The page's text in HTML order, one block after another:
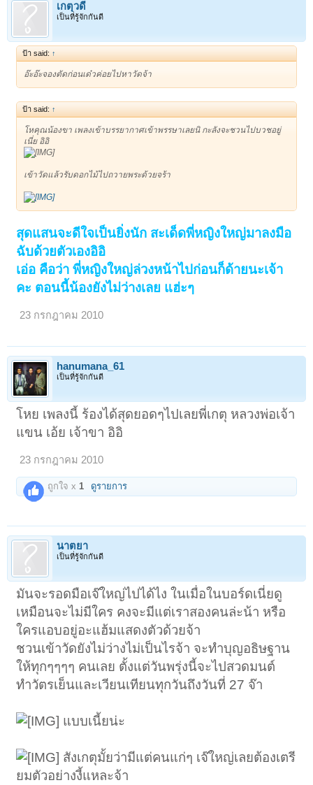
เกตุวดี
เป็นที่รู้จักกันดี
ป้า said: ↑
อ๊ะอ๊ะจองตัดก่อนเด๋วค่อยไปหาวัดจ้า
ป้า said: ↑
โหคุณน้องขา เพลงเข้าบรรยากาศเข้าพรรษาเลยนิ กะลังจะชวนไปบวชอยู่
เนี่ย อิอิ
เข้าวัดแล้วรับดอกไม้ไปถวายพระด้วยจร้า
สุดแสนจะดีใจเป็นยิ่งนัก สะเด็ดพี่หญิงใหญ่มาลงมือ
ฉับด้วยตัวเองอิอิ
เอ่อ คือว่า พี่หญิงใหญ่ล่วงหน้าไปก่อนก็ด้ายนะเจ้า
คะ ตอนนี้น้องยังไม่ว่างเลย แฮ่ะๆ
23 กรกฎาคม 2010
hanumana_61
เป็นที่รู้จักกันดี
โหย เพลงนี้ ร้องได้สุดยอดๆไปเลยพี่เกตุ หลวงพ่อเจ้า
แขน เอ้ย เจ้าขา อิอิ
23 กรกฎาคม 2010
ถูกใจ x 1 ดูรายการ
นาตยา
เป็นที่รู้จักกันดี
มันจะรอดมือเจ๊ใหญ่ไปได้ไง ในเมื่อในบอร์ดเนี่ยดู
เหมือนจะไม่มีใคร คงจะมีแต่เราสองคนล่ะน้า หรือ
ใครแอบอยู่อะแฮ้มแสดงตัวด้วยจ้า
ชวนเข้าวัดยังไม่ว่างไม่เป็นไรจ้า จะทำบุญอธิษฐาน
ให้ทุกๆๆๆๆ คนเลย ตั้งแต่วันพรุ่งนี้จะไปสวดมนต์
ทำวัตรเย็นและเวียนเทียนทุกวันถึงวันที่ 27 จ๊า
แบบเนี้ยน่ะ
สังเกตุมั้ยว่ามีแต่คนแก่ๆ เจ๊ใหญ่เลยต้องเตรี
ยมตัวอย่างงี้แหละจ้า